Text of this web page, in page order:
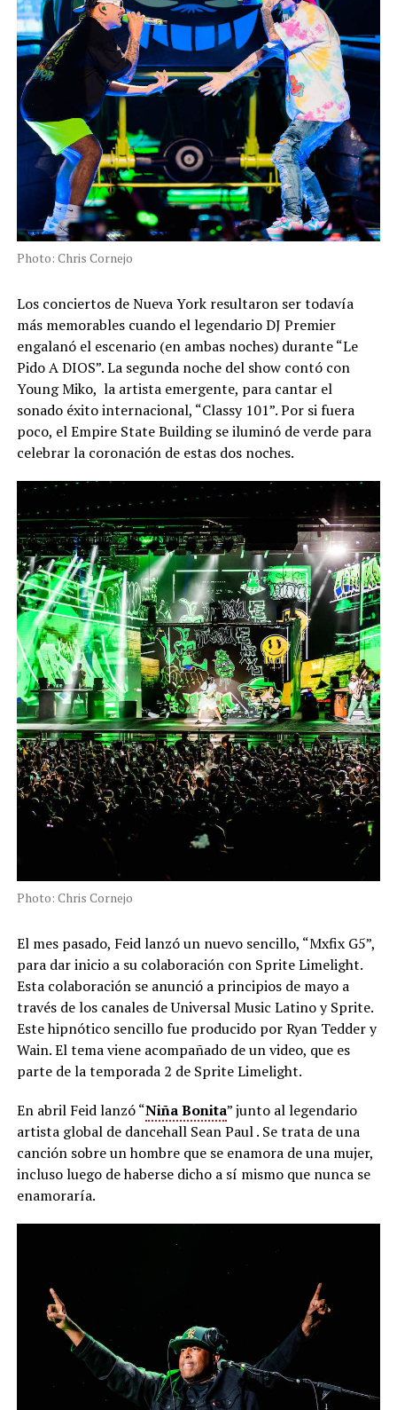
Photo: Chris Cornejo
Los conciertos de Nueva York resultaron ser todavía
más memorables cuando el legendario DJ Premier
engalanó el escenario (en ambas noches) durante “Le
Pido A DIOS”. La segunda noche del show contó con
Young Miko, la artista emergente, para cantar el
sonado éxito internacional, “Classy 101”. Por si fuera
poco, el Empire State Building se iluminó de verde para
celebrar la coronación de estas dos noches.
Photo: Chris Cornejo
El mes pasado, Feid lanzó un nuevo sencillo, “Mxfix G5”,
para dar inicio a su colaboración con Sprite Limelight.
Esta colaboración se anunció a principios de mayo a
través de los canales de Universal Music Latino y Sprite.
Este hipnótico sencillo fue producido por Ryan Tedder y
Wain. El tema viene acompañado de un video, que es
parte de la temporada 2 de Sprite Limelight.
En abril Feid lanzó “Niña Bonita” junto al legendario
artista global de dancehall Sean Paul . Se trata de una
canción sobre un hombre que se enamora de una mujer,
incluso luego de haberse dicho a sí mismo que nunca se
enamoraría.